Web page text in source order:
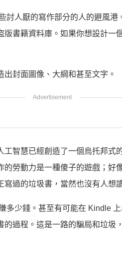
討人厭的寫作部分的人的避風
書籍資料庫。如果你想設計一
封面圖像、大綱和甚至文字。
智慧已經創造了一個烏托邦式
勞動力是一種傻子的遊戲；好
過的垃圾書，當然也沒有人想
多少錢。甚至有可能在 Kindle
的過程。這是一路的騙局和垃